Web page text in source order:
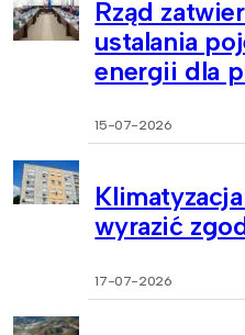
Rząd
ustalania
energii dla
15-07-2026
wyrazić
17-07-2026